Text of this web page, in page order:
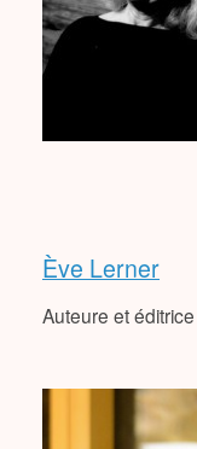
Ève Lerner
Auteure et éditrice